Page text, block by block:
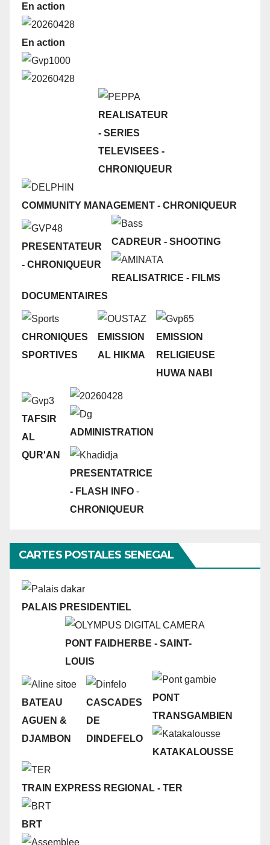
En action
En action
REALISATEUR
- SERIES
TELEVISEES -
CHRONIQUEUR
COMMUNITY MANAGEMENT - CHRONIQUEUR
PRESENTATEUR
- CHRONIQUEUR
CADREUR - SHOOTING
REALISATRICE - FILMS
DOCUMENTAIRES
CHRONIQUES
SPORTIVES
EMISSION
AL HIKMA
EMISSION
RELIGIEUSE
HUWA NABI
TAFSIR
AL
QUR'AN
ADMINISTRATION
PRESENTATRICE
- FLASH INFO -
CHRONIQUEUR
CARTES POSTALES SENEGAL
PALAIS PRESIDENTIEL
PONT FAIDHERBE - SAINT-
LOUIS
BATEAU
AGUEN &
DJAMBON
CASCADES
DE
DINDEFELO
PONT
TRANSGAMBIEN
KATAKALOUSSE
TRAIN EXPRESS REGIONAL - TER
BRT